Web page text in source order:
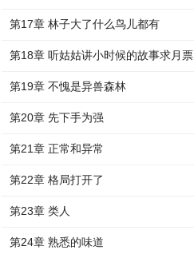
第17章 林子大了什么鸟儿都有
第18章 听姑姑讲小时候的故事求月票
第19章 不愧是异兽森林
第20章 先下手为强
第21章 正常和异常
第22章 格局打开了
第23章 类人
第24章 熟悉的味道